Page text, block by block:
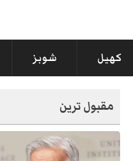
کھیل شوبز
مقبول ترین